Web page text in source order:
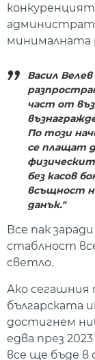
минималната
Васил
част от
По този
се плащат
без касов
всъщност
данък."
Все пак
стаблност
светло.
Ако сегашния
българската
достигнем
едва през
все ще бъде в